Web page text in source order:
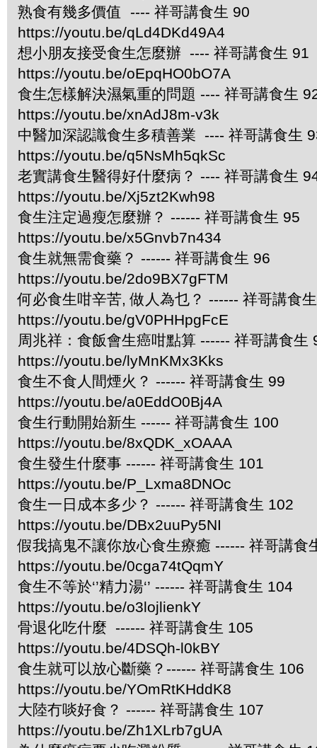
熟食有幾多價值 ---- 祥哥講食生 90
https://youtu.be/qLd4DKd49A4
想小朋友接受食生怎麼辦 ---- 祥哥講食生 91
https://youtu.be/oEpqHO0bO7A
食生怎樣解決濕氣重的問題 ---- 祥哥講食生
https://youtu.be/xnAdJ8m-v3k
中醫加深認識食生多積善業 ---- 祥哥講食生
https://youtu.be/q5NsMh5qkSc
老實講食生醫得好什麼病？ ---- 祥哥講食生
https://youtu.be/Xj5zt2Kwh98
食生注定過瘦怎麼辦？ ------ 祥哥講食生 95
https://youtu.be/x5Gnvb7n434
食生就無需食藥？ ------ 祥哥講食生 96
https://youtu.be/2do9BX7gFTM
何必食生咁辛苦, 做人為乜？ ------ 祥哥講食
https://youtu.be/gV0PHHpgFcE
周兆祥：食飯會生癌咁點算 ------ 祥哥講食生
https://youtu.be/lyMnKMx3Kks
食生不食人間煙火？ ------ 祥哥講食生 99
https://youtu.be/a0EddO0Bj4A
食生行動開始新生 ------ 祥哥講食生 100
https://youtu.be/8xQDK_xOAAA
食生發生什麼事 ------ 祥哥講食生 101
https://youtu.be/P_Lxma8DNOc
食生一日成本多少？ ------ 祥哥講食生 102
https://youtu.be/DBx2uuPy5NI
假我搞鬼不讓你放心食生療癒 ------ 祥哥講食
https://youtu.be/0cga74tQqmY
食生不等於‘’精力湯‘’ ------ 祥哥講食生 104
https://youtu.be/o3lojlienkY
骨退化吃什麼 ------ 祥哥講食生 105
https://youtu.be/4DSQh-l0kBY
食生就可以放心斷藥？------ 祥哥講食生 106
https://youtu.be/YOmRtKHddK8
大陸冇啖好食？ ------ 祥哥講食生 107
https://youtu.be/Zh1XLrb7gUA